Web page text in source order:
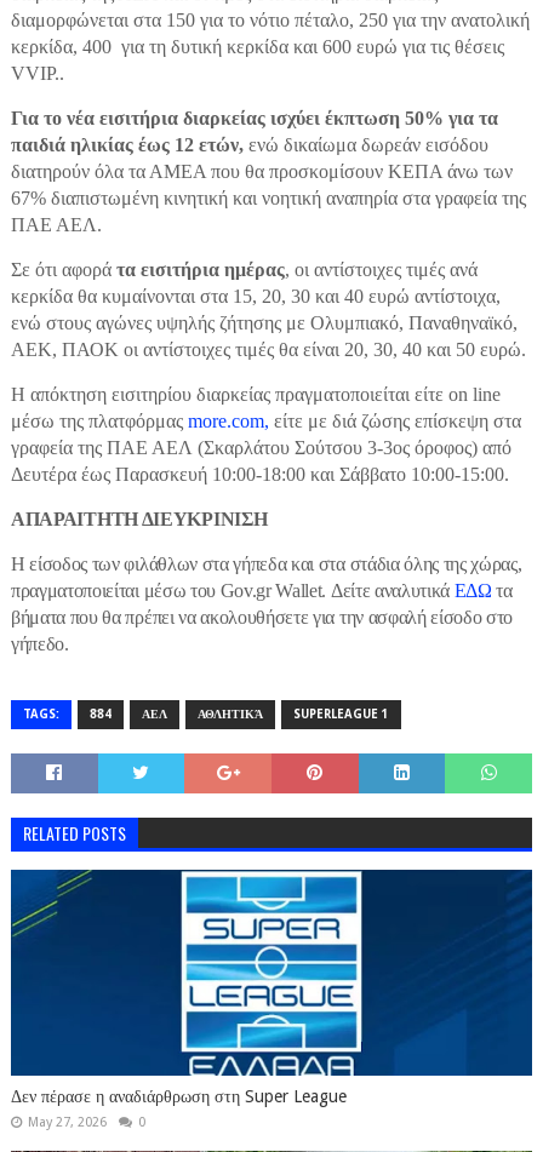
διαμορφώνεται στα 150 για το νότιο πέταλο, 250 για την ανατολική
κερκίδα, 400 για τη δυτική κερκίδακαι 600 ευρώ για τις θέσεις
VVIP..
Για το νέα εισιτήρια διαρκείας ισχύει έκπτωση 50% για τα
παιδιά ηλικίας έως 12 ετών, ενώ δικαίωμα δωρεάν εισόδου
διατηρούν όλα τα ΑΜΕΑ που θα προσκομίσουν ΚΕΠΑ άνω των
67% διαπιστωμένη κινητική και νοητική αναπηρία στα γραφεία της
ΠΑΕ ΑΕΛ.
Σε ότι αφορά τα εισιτήρια ημέρας, οι αντίστοιχες τιμές ανά
κερκίδα θα κυμαίνονται στα 15, 20, 30 και 40 ευρώ αντίστοιχα,
ενώ στους αγώνες υψηλής ζήτησης με Ολυμπιακό, Παναθηναϊκό,
ΑΕΚ, ΠΑΟΚ οι αντίστοιχες τιμές θα είναι 20, 30, 40 και 50 ευρώ.
Η απόκτηση εισιτηρίου διαρκείας πραγματοποιείται είτε on line
μέσω της πλατφόρμας more.com, είτε με διά ζώσης επίσκεψη στα
γραφεία της ΠΑΕ ΑΕΛ (Σκαρλάτου Σούτσου 3-3ος όροφος) από
Δευτέρα έως Παρασκευή 10:00-18:00 και Σάββατο 10:00-15:00.
ΑΠΑΡΑΙΤΗΤΗ ΔΙΕΥΚΡΙΝΙΣΗ
Η είσοδος των φιλάθλων στα γήπεδα και στα στάδια όλης της χώρας,
πραγματοποιείται μέσω του Gov.gr Wallet. Δείτε αναλυτικά ΕΔΩ τα
βήματα που θα πρέπει να ακολουθήσετε για την ασφαλή είσοδο στο
γήπεδο.
TAGS: 884 ΑΕΛ ΑΘΛΗΤΙΚΆ SUPERLEAGUE 1
RELATED POSTS
Δεν πέρασε η αναδιάρθρωση στη Super League
May 27, 2026 0